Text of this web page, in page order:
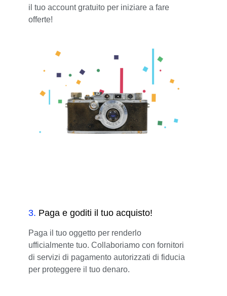
il tuo account gratuito per iniziare a fare
offerte!
3. Paga e goditi il tuo acquisto!
Paga il tuo oggetto per renderlo
ufficialmente tuo. Collaboriamo con fornitori
di servizi di pagamento autorizzati di fiducia
per proteggere il tuo denaro.